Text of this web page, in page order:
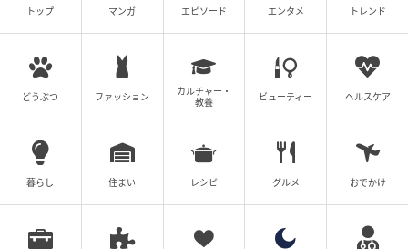
ぶつけた時にまた入れ替わった」「最後まで英人の中
にいたのは光誠だった」「2人は融合した」など、さま
ざまな考察が相次いだ。「英人目線の別ストーリーも
見たい」と続編を希望する声も多い。
出典：TVer総合ランキング1位@reborn_tvasahi『リ
ボーン 〜最後のヒーロー〜』公式X
ン 〜最後のヒーロー〜』公式X
トップ マンガ エピソード エンタメ トレンド
どうぶつ ファッション
カルチャー・
教養
ビューティー ヘルスケア
暮らし 住まい レシピ グルメ おでかけ